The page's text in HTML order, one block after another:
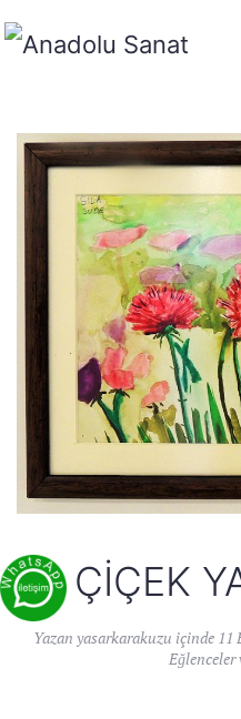
ÇIÇEK
Yazan yasarkarakuzu içinde 11